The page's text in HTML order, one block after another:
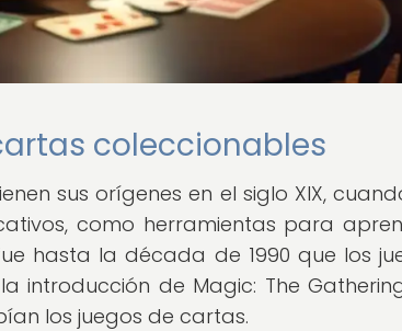
coleccionables
sus orígenes en el siglo XIX,
como herramientas para
hasta la década de 1990 que los
introducción de Magic: The
los juegos de cartas.